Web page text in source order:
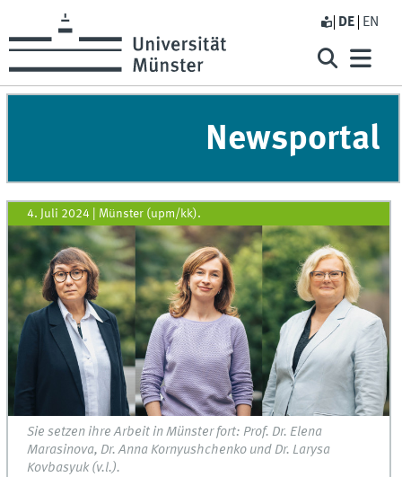
DE EN
Newsportal
4. Juli 2024 Münster (upm/kk).
Sie setzen ihre Arbeit in Münster fort: Prof. Dr. Elena
Marasinova, Dr. Anna Kornyushchenko und Dr. Larysa
Kovbasyuk (v.l.).